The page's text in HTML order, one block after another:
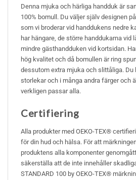
Denna mjuka och härliga handduk är
100% bomull. Du väljer själv designen
som vi broderar vid handdukens nedre
har hängare, de större handdukarna vid
mindre gästhandduken vid kortsidan.
hög kvalitet och då bomullen är ring
dessutom extra mjuka och slittåliga. Du
storlekar och i många andra färger och
verkligen passar alla.
Certifiering
Alla produkter med OEKO-TEX®
för din hud och hälsa. För att
produktens alla komponenter
säkerställa att de inte innehåller
STANDARD 100 by OEKO-TEX®